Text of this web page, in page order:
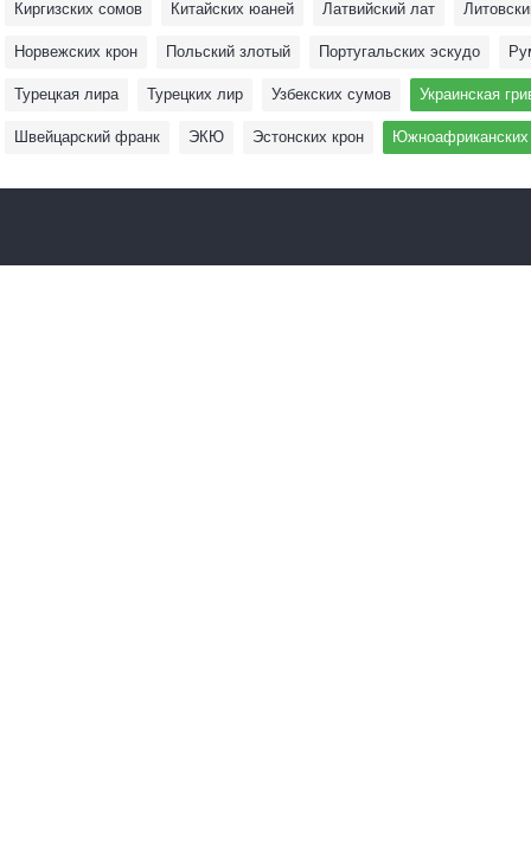
Киргизских сомов Китайских юаней Латвийский лат
Норвежских крон Польский злотый Португальских эскудо
Турецкая лира Турецких лир Узбекских сумов Украинская
Швейцарский франк ЭКЮ Эстонских крон Южноафриканских